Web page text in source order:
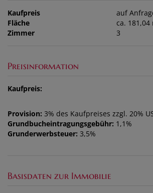
Kaufpreis
auf
Fläche
ca. 181,04
Zimmer 3
Preisinformation
Kaufpreis:
Provision: 3% des Kaufpreises zzgl. 20%
Grundbucheintragungsgebühr: 1,1%
Grunderwerbsteuer: 3,5%
Basisdaten zur Immobilie